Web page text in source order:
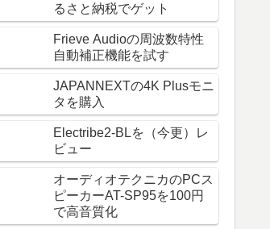
るさと納税でゲット
Frieve Audioの周波数特性
自動補正機能を試す
JAPANNEXTの4K Plusモニ
タを購入
Electribe2-BLを（今更）レ
ビュー
オーディオテクニカのPCス
ピーカーAT-SP95を100円
で高音質化